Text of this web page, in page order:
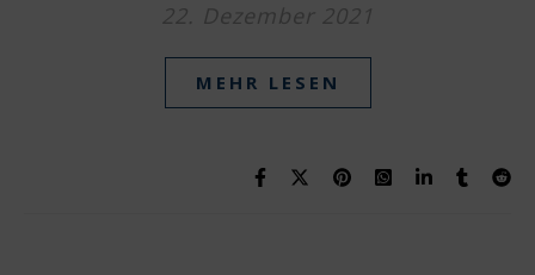
22. Dezember 2021
MEHR LESEN